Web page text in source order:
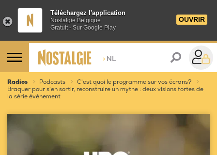
Téléchargez l'application
Nostalgie Belgique
Gratuit - Sur Google Play
OUVRIR
> NL
Radios Podcasts
C'est quoi le programme sur vos écrans?
Braquer pour s’en sortir, reconstruire un mythe : deux visions fortes de
la série événement